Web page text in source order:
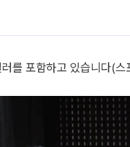
를 포함하고 있습니다(스